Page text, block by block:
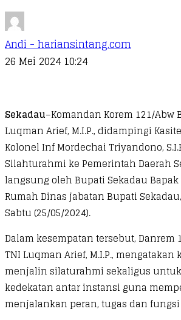
Andi - hariansintang.com
26 Mei 2024 10:24
Sekadau–Komandan Korem 121/Abw
Luqman Arief, M.I.P., didampingi
Kolonel Inf Mordechai Triyandono,
Silahturahmi ke Pemerintah Daerah
langsung oleh Bupati Sekadau
Rumah Dinas jabatan Bupati
Sabtu (25/05/2024).
Dalam kesempatan tersebut, Danrem
TNI Luqman Arief, M.I.P.,
menjalin silaturahmi sekaligus
kedekatan antar instansi guna
menjalankan peran, tugas dan